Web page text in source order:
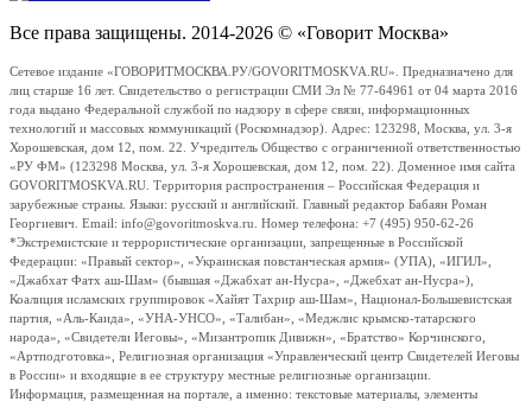
Все права защищены. 2014-2026 © «Говорит Москва»
Сетевое издание «ГОВОРИТМОСКВА.РУ/GOVORITMOSKVA.RU». Предназначено для
лиц старше 16 лет. Свидетельство о регистрации СМИ Эл № 77-64961 от 04 марта 2016
года выдано Федеральной службой по надзору в сфере связи, информационных
технологий и массовых коммуникаций (Роскомнадзор). Адрес: 123298, Москва, ул. 3-я
Хорошевская, дом 12, пом. 22. Учредитель Общество с ограниченной ответственностью
«РУ ФМ» (123298 Москва, ул. 3-я Хорошевская, дом 12, пом. 22). Доменное имя сайта
GOVORITMOSKVA.RU. Территория распространения – Российская Федерация и
зарубежные страны. Языки: русский и английский. Главный редактор Бабаян Роман
Георгиевич. Email: info@govoritmoskva.ru. Номер телефона: +7 (495) 950-62-26
*Экстремистские и террористические организации, запрещенные в Российской
Федерации: «Правый сектор», «Украинская повстанческая армия» (УПА), «ИГИЛ»,
«Джабхат Фатх аш-Шам» (бывшая «Джабхат ан-Нусра», «Джебхат ан-Нусра»),
Коалиция исламских группировок «Хайят Тахрир аш-Шам», Национал-Большевистская
партия, «Аль-Каида», «УНА-УНСО», «Талибан», «Меджлис крымско-татарского
народа», «Свидетели Иеговы», «Мизантропик Дивижн», «Братство» Корчинского,
«Артподготовка», Религиозная организация «Управленческий центр Свидетелей Иеговы
в России» и входящие в ее структуру местные религиозные организации.
Информация, размещенная на портале, а именно: текстовые материалы, элементы